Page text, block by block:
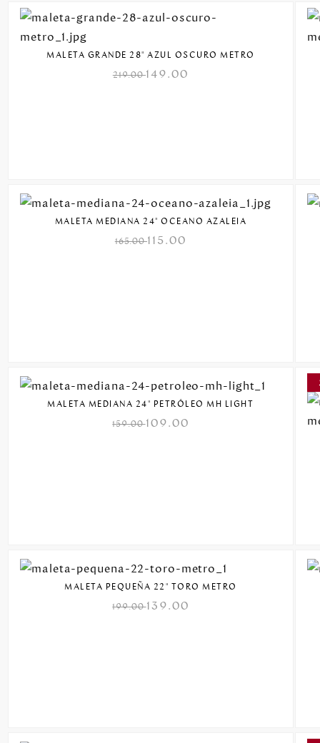
MALETA GRANDE 28" AZUL OSCURO METRO
219.00149.00
MALETA MEDIANA 24" OCEANO AZALEIA
165.00115.00
MALETA MEDIANA 24" PETRÓLEO MH LIGHT
159.00109.00
MALETA PEQUEÑA 22" TORO METRO
199.00139.00